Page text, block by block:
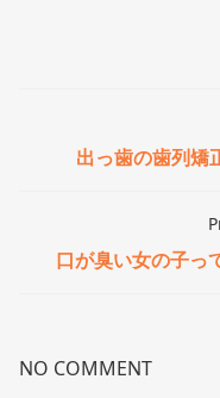
出っ歯の歯列矯
口が臭い女の子っ
NO COMMENT